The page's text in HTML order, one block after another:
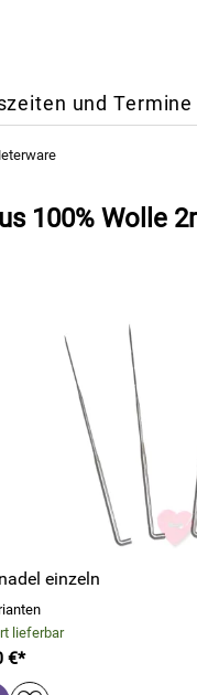
und Termine
100% Wolle
einzeln
lieferbar
€*